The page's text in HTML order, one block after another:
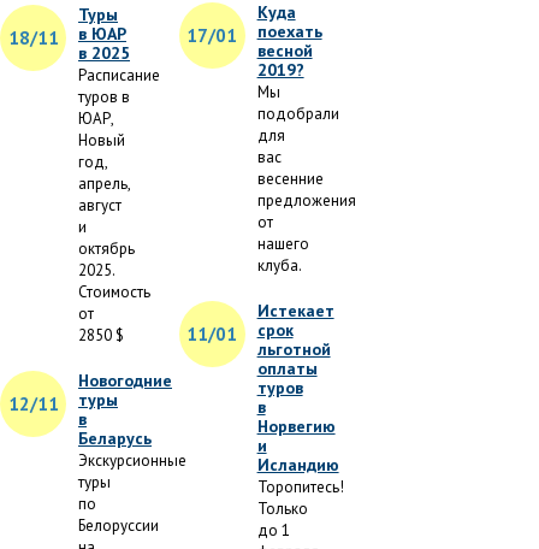
18/11
Туры
в ЮАР
в 2025
Расписание
туров в
ЮАР,
Новый
год,
апрель,
август
и
октябрь
2025.
Стоимость
от
2850 $
12/11
Новогодние
туры
в
Беларусь
Экскурсионные
туры
по
Белоруссии
17/01
Куда
поехать
весной
2019?
Мы
подобрали
для
вас
весенние
предложения
от
нашего
клуба.
11/01
Истекает
срок
льготной
оплаты
туров
в
Норвегию
и
Исландию
Торопитесь!
Только
до 1